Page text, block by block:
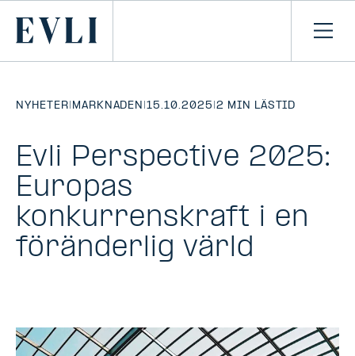
Primary
NYHETER| MARKNADEN |15.10.2025 |2 MIN LÄSTID
Evli Perspective 2025:
Europas
konkurrenskraft i en
föränderlig värld